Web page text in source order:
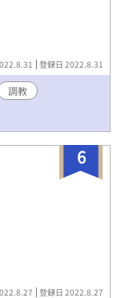
登録日 2022.8.31
調教
6
登録日 2022.8.27